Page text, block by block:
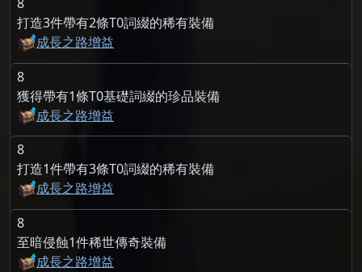
打造3件帶有2條T0詞綴的稀有裝備
成長之路增益
8
獲得帶有1條T0基礎詞綴的珍品裝備
成長之路增益
8
打造1件帶有3條T0詞綴的稀有裝備
成長之路增益
8
至暗侵蝕1件稀世傳奇裝備
成長之路增益